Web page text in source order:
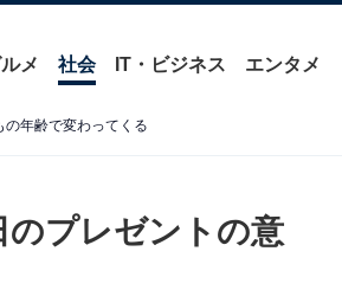
メ 社会 IT・ビジネス エンタメ
年齢で変わってくる
プレゼントの意